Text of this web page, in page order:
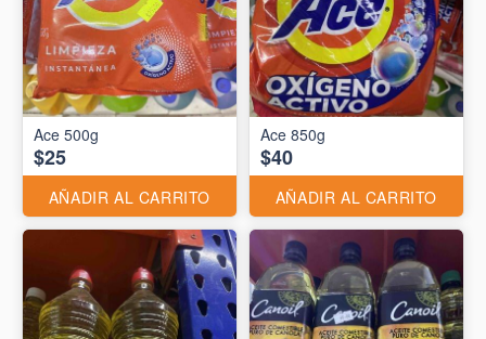
Ace 500g
$25
AÑADIR AL CARRITO
Ace 850g
$40
AÑADIR AL CARRITO